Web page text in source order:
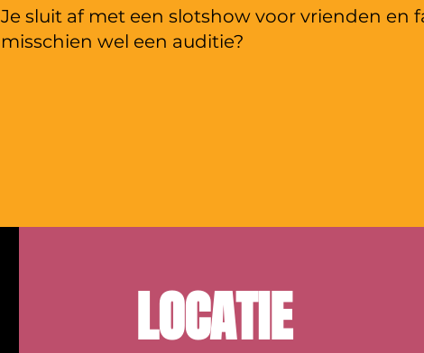
Je sluit af met een slotshow voor vrienden en
misschien wel een auditie?
LOCATIE